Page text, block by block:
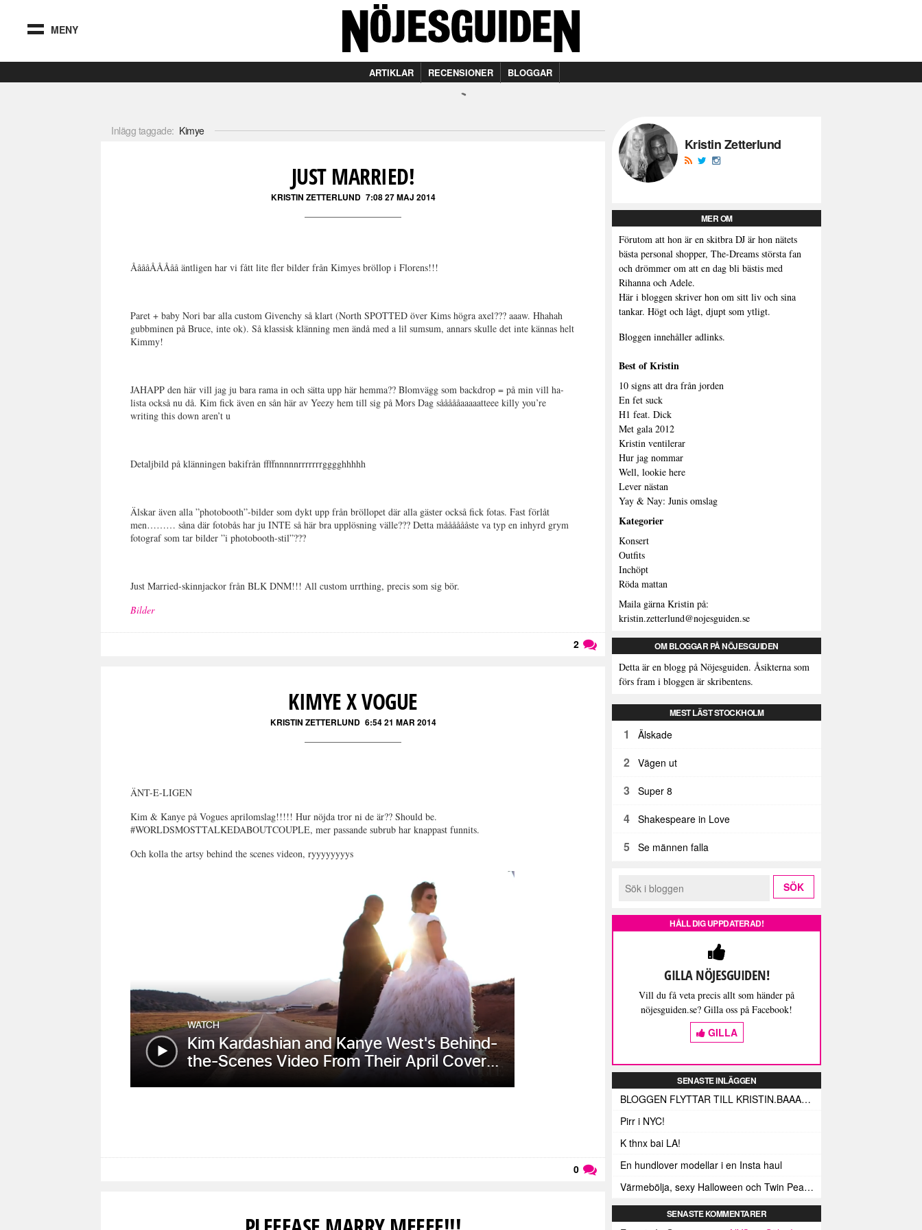
MENY
ARTIKLAR RECENSIONER BLOGGAR
Inlägg taggade: Kimye
JUST MARRIED!
KRISTIN ZETTERLUND 7:08 27 MAJ 2014
ÅåååÅÅÅåå äntligen har vi fått lite fler bilder från Kimyes bröllop i Florens!!!
Paret + baby Nori bar alla custom Givenchy så klart (North SPOTTED över Kims högra axel??? aaaw. Hhahah
gubbminen på Bruce, inte ok). Så klassisk klänning men ändå med a lil sumsum, annars skulle det inte kännas helt
Kimmy!
JAHAPP den här vill jag ju bara rama in och sätta upp här hemma?? Blomvägg som backdrop = på min vill ha-
lista också nu då. Kim fick även en sån här av Yeezy hem till sig på Mors Dag såååååaaaaatteee killy you’re
writing this down aren’t u
Detaljbild på klänningen bakifrån ffffnnnnnrrrrrrrgggghhhhh
Älskar även alla ”photobooth”-bilder som dykt upp från bröllopet där alla gäster också fick fotas. Fast förlåt
men……… såna där fotobås har ju INTE så här bra upplösning välle??? Detta mååååååste va typ en inhyrd grym
fotograf som tar bilder ”i photobooth-stil”???
Just Married-skinnjackor från BLK DNM!!! All custom urrthing, precis som sig bör.
Bilder
2
KIMYE X VOGUE
KRISTIN ZETTERLUND 6:54 21 MAR 2014
ÄNT-E-LIGEN
Kim & Kanye på Vogues aprilomslag!!!!! Hur nöjda tror ni de är?? Should be.
#WORLDSMOSTTALKEDABOUTCOUPLE, mer passande subrub har knappast funnits.
Och kolla the artsy behind the scenes videon, ryyyyyyyys
0
Kristin Zetterlund
MER OM
Förutom att hon är en skitbra DJ är hon nätets
bästa personal shopper, The-Dreams största fan
och drömmer om att en dag bli bästis med
Rihanna och Adele.
Här i bloggen skriver hon om sitt liv och sina
tankar. Högt och lågt, djupt som ytligt.
Bloggen innehåller adlinks.
Best of Kristin
10 signs att dra från jorden
En fet suck
H1 feat. Dick
Met gala 2012
Kristin ventilerar
Hur jag nommar
Well, lookie here
Lever nästan
Yay & Nay: Junis omslag
Kategorier
Konsert
Outfits
Inchöpt
Röda mattan
Maila gärna Kristin på:
kristin.zetterlund@nojesguiden.se
OM BLOGGAR PÅ NÖJESGUIDEN
Detta är en blogg på Nöjesguiden. Åsikterna som
förs fram i bloggen är skribentens.
MEST LÄST STOCKHOLM
1 Älskade
2 Vägen ut
3 Super 8
4 Shakespeare in Love
5 Se männen falla
HÅLL DIG UPPDATERAD!
GILLA NÖJESGUIDEN!
Vill du få veta precis allt som händer på
nöjesguiden.se? Gilla oss på Facebook!
GILLA
SENASTE INLÄGGEN
BLOGGEN FLYTTAR TILL KRISTIN.BAAAM.SE!
Pirr i NYC!
K thnx bai LA!
En hundlover modellar i en Insta haul
Värmebölja, sexy Halloween och Twin Peaks i LA!
SENASTE KOMMENTARER